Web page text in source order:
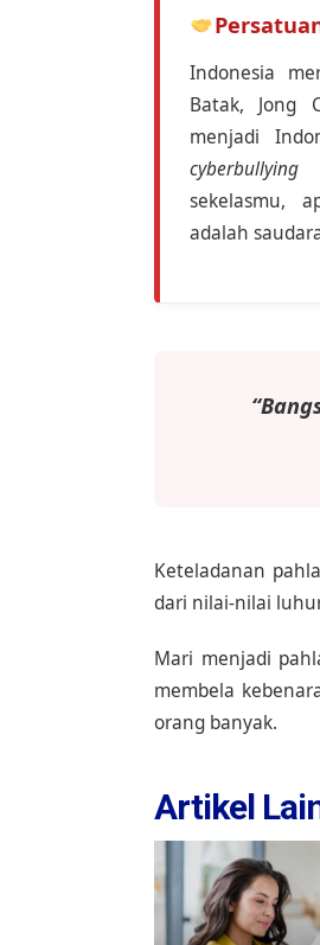
Indonesia
Batak, Jong
menjadi
cyberbullying
sekelasmu,
adalah
Keteladanan
dari nilai-nilai
Mari menjadi
membela
orang banyak.
Artikel